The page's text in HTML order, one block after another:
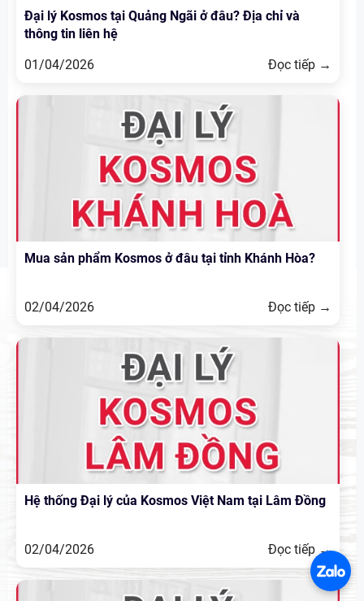
Đại lý Kosmos tại Quảng Ngãi ở đâu? Địa chỉ và
thông tin liên hệ
01/04/2026
Đọc tiếp →
Mua sản phẩm Kosmos ở đâu tại tỉnh Khánh Hòa?
02/04/2026 Đọc tiếp →
Hệ thống Đại lý của Kosmos Việt Nam tại Lâm Đồng
02/04/2026 Đọc tiếp →